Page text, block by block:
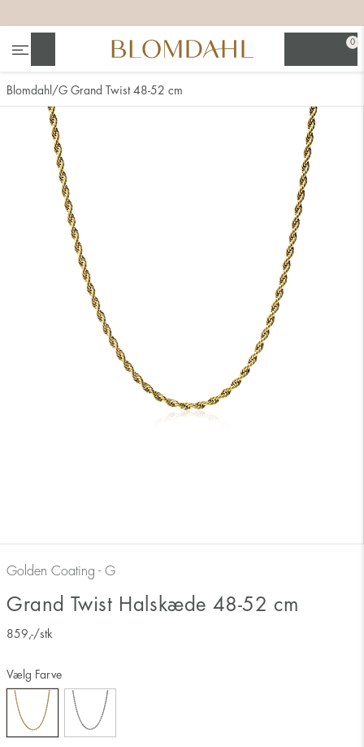
0
Næsesmykker
Blomdahl G Grand Twist 48-52 cm
Golden Coating - G
Grand Twist Halskæde 48-52 cm
859 ,-/stk
Vælg Farve